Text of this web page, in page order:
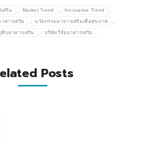
สริม , Market Trend , Innovative Trend ,
หารเสริม , นวัตกรรมอาหารเสริมเพื่อสุขภาพ ,
บอาหารเสริม , บริษัทวิจัยอาหารเสริม
Posts